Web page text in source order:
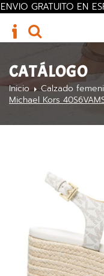
ENVIO GRATUITO EN
CATÁLOGO
Inicio Calzado
Michael Kors